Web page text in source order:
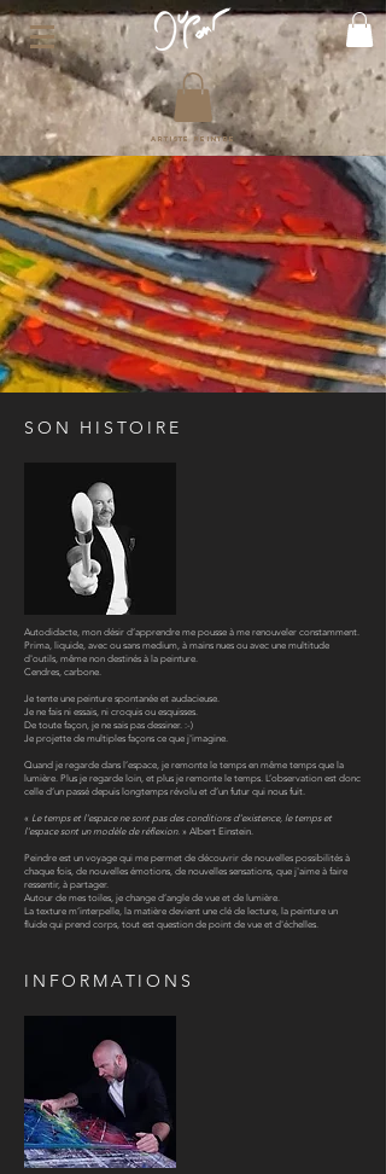
Artiste peintre
SON HISTOIRE
Autodidacte, mon désir d’apprendre me pousse à me renouveler constamment.
Prima, liquide, avec ou sans medium, à mains nues ou avec une multitude
d'outils, même non destinés à la peinture.
Cendres, carbone.
Je tente une peinture spontanée et audacieuse.
Je ne fais ni essais, ni croquis ou esquisses.
De toute façon, je ne sais pas dessiner. :-)
Je projette de multiples façons ce que j'imagine.
Quand je regarde dans l’espace, je remonte le temps en même temps que la
lumière. Plus je regarde loin, et plus je remonte le temps. L’observation est donc
celle d’un passé depuis longtemps révolu et d’un futur qui nous fuit.
« Le temps et l'espace ne sont pas des conditions d'existence, le temps et
l'espace sont un modèle de réflexion. » Albert Einstein.
Peindre est un voyage qui me permet de découvrir de nouvelles possibilités à
chaque fois, de nouvelles émotions, de nouvelles sensations, que j'aime à faire
ressentir, à partager.
Autour de mes toiles, je change d’angle de vue et de lumière.
La texture m’interpelle, la matière devient une clé de lecture, la peinture un
fluide qui prend corps, tout est question de point de vue et d'échelles.
INFORMATIONS